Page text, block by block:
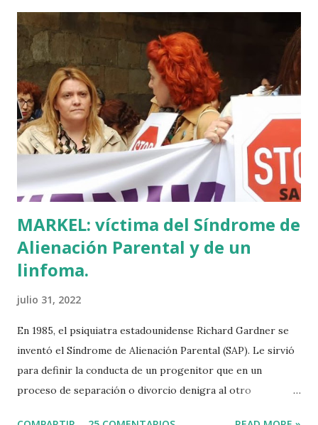
por un presunto maestro egipcio llegado desde el Nilo
para educar a los niños de la villa romana. Mi informador y
yo hacíamos risas ante la casualidad de las casualidades:
Euskadi era de nuevo pionera. Ibarretxe dormía entonces
en Ajuria Enea y no paraba de contar a tirios y troyanos que
Euskal Herria era un pueblo con 7.000 años de antigüedad.
Por fin llegaba la arqueología para confirmar sus teorías.
Tuvo que ser su consejera de Cultura y portavoz Miren
Azkarate ...
MARKEL: víctima del Síndrome de
Alienación Parental y de un
linfoma.
julio 31, 2022
En 1985, el psiquiatra estadounidense Richard Gardner se
inventó el Síndrome de Alienación Parental (SAP). Le sirvió
para definir la conducta de un progenitor que en un
proceso de separación o divorcio denigra al otro